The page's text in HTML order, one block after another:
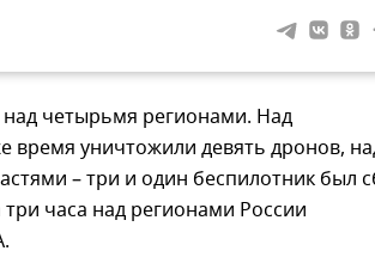
четырьмя регионами. Над
время уничтожили девять дронов,
– три и один беспилотник был
часа над регионами России